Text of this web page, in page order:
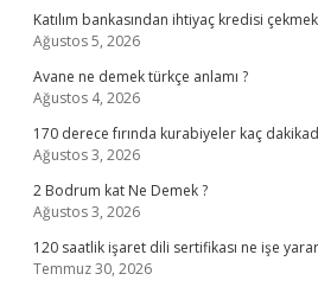
Katılım bankasından ihtiyaç kredisi
Ağustos 5, 2026
Avane ne demek türkçe anlamı ?
Ağustos 4, 2026
170 derece fırında kurabiyeler kaç
Ağustos 3, 2026
2 Bodrum kat Ne Demek ?
Ağustos 3, 2026
120 saatlik işaret dili sertifikası ne işe
Temmuz 30, 2026